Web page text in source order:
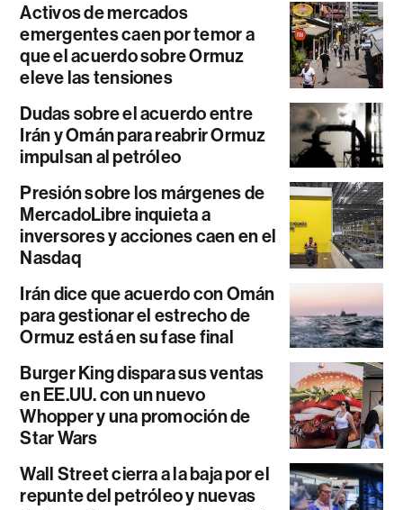
Activos de mercados
emergentes caen por temor a
que el acuerdo sobre Ormuz
eleve las tensiones
Dudas sobre el acuerdo entre
Irán y Omán para reabrir Ormuz
impulsan al petróleo
Presión sobre los márgenes de
MercadoLibre inquieta a
inversores y acciones caen en el
Nasdaq
Irán dice que acuerdo con Omán
para gestionar el estrecho de
Ormuz está en su fase final
Burger King dispara sus ventas
en EE.UU. con un nuevo
Whopper y una promoción de
Star Wars
Wall Street cierra a la baja por el
repunte del petróleo y nuevas